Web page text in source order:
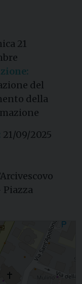
21
del
della
21/09/2025
Piazza